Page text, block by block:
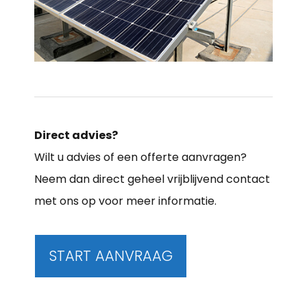
Direct advies?
Wilt u advies of een offerte aanvragen?
Neem dan direct geheel vrijblijvend contact
met ons op voor meer informatie.
START AANVRAAG